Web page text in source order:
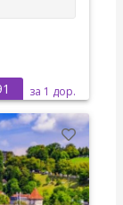
за 1 дор.